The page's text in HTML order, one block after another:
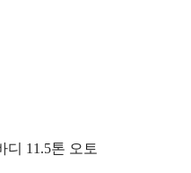
디 11.5톤 오토